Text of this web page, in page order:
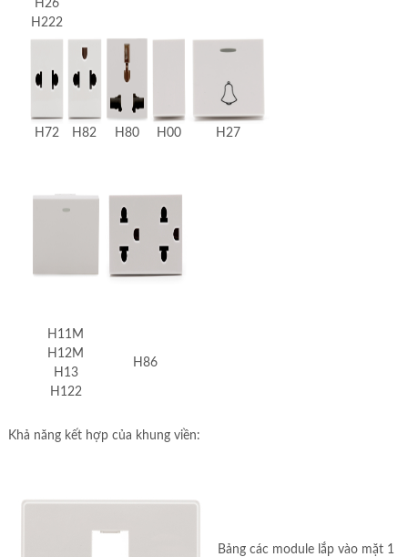
H26
H222
H72 H82 H80 H00 H27
H11M
H12M
H13
H122
H86
Khả năng kết hợp của khung viền:
Bảng các module lắp vào mặt 1